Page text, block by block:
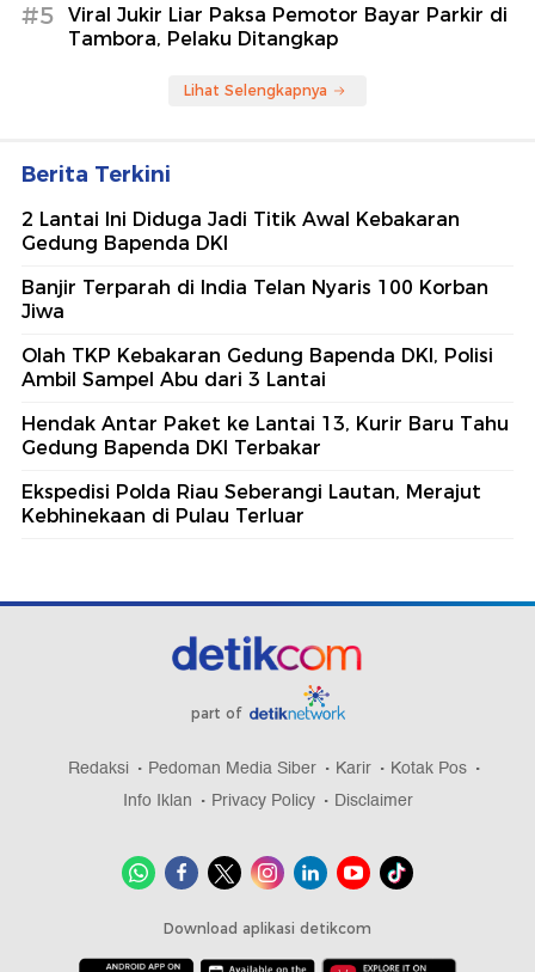
#5
Viral Jukir Liar Paksa Pemotor Bayar Parkir di
Tambora, Pelaku Ditangkap
Lihat Selengkapnya
Berita Terkini
2 Lantai Ini Diduga Jadi Titik Awal Kebakaran
Gedung Bapenda DKI
Banjir Terparah di India Telan Nyaris 100 Korban
Jiwa
Olah TKP Kebakaran Gedung Bapenda DKI, Polisi
Ambil Sampel Abu dari 3 Lantai
Hendak Antar Paket ke Lantai 13, Kurir Baru Tahu
Gedung Bapenda DKI Terbakar
Ekspedisi Polda Riau Seberangi Lautan, Merajut
Kebhinekaan di Pulau Terluar
part of
Redaksi Pedoman Media Siber Karir
Kotak Pos
Info Iklan
Privacy Policy Disclaimer
Download aplikasi detikcom